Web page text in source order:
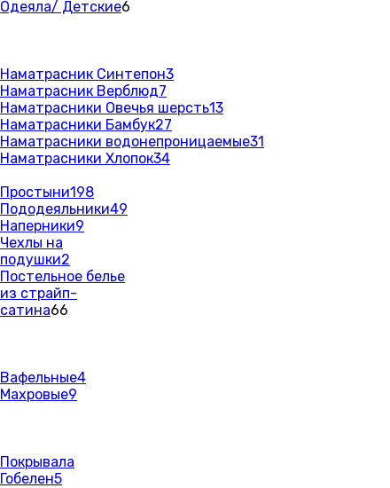
Одеяла/ Детские6
Наматрасник Синтепон3
Наматрасник Верблюд7
Наматрасники Овечья шерсть13
Наматрасники Бамбук27
Наматрасники водонепроницаемые31
Наматрасники Хлопок34
Простыни198
Пододеяльники49
Наперники9
Чехлы на
подушки2
Постельное белье
из страйп-
сатина66
Вафельные4
Махровые9
Покрывала
Гобелен5